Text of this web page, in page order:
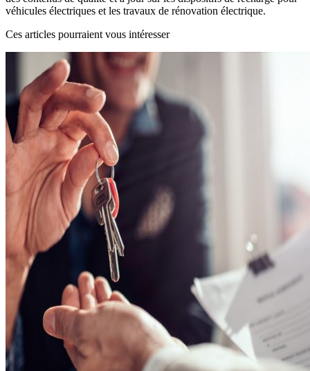
véhicules électriques et les travaux de rénovation électrique.
Ces articles pourraient vous intéresser